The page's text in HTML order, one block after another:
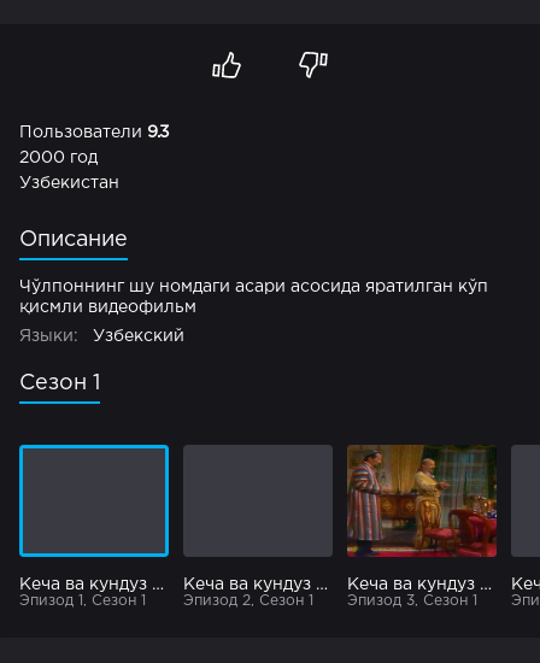
Пользователи 9.3
2000 год
Узбекистан
Описание
Чўлпоннинг шу номдаги асари асосида яратилган кўп
қисмли видеофильм
Языки:
Узбекский
Сезон 1
Кеча ва кундуз 1 қисм
Эпизод 1, Сезон 1
Кеча ва кундуз 2 қисм
Эпизод 2, Сезон 1
Кеча ва кундуз 3 қисм
Эпизод 3, Сезон 1